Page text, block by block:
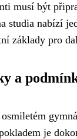
musí být
studia nabízí
základy pro
a
je